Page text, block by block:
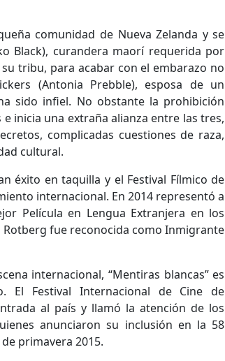
comunidad de Nueva Zelanda y se
Black), curandera maorí requerida por
tribu, para acabar con el embarazo no
(Antonia Prebble), esposa de un
sido infiel. No obstante la prohibición
inicia una extraña alianza entre las tres,
complicadas cuestiones de raza,
cultural.
éxito en taquilla y el Festival Fílmico de
internacional. En 2014 representó a
Película en Lengua Extranjera en los
fue reconocida como Inmigrante
internacional, “Mentiras blancas” es
El Festival Internacional de Cine de
al país y llamó la atención de los
anunciaron su inclusión en la 58
primavera 2015.